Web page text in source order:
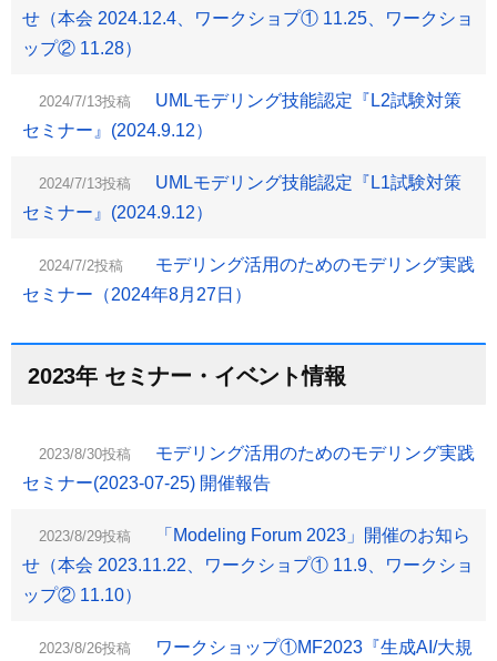
せ（本会 2024.12.4、ワークショプ① 11.25、ワークショ
ップ② 11.28）
2024/7/13投稿
UMLモデリング技能認定『L2試験対策
セミナー』(2024.9.12）
2024/7/13投稿
UMLモデリング技能認定『L1試験対策
セミナー』(2024.9.12）
2024/7/2投稿
モデリング活用のためのモデリング実践
セミナー（2024年8月27日）
2023年 セミナー・イベント情報
2023/8/30投稿
モデリング活用のためのモデリング実践
セミナー(2023-07-25) 開催報告
2023/8/29投稿
「Modeling Forum 2023」開催のお知ら
せ（本会 2023.11.22、ワークショプ① 11.9、ワークショ
ップ② 11.10）
2023/8/26投稿 ワークショップ①MF2023『生成AI/大規